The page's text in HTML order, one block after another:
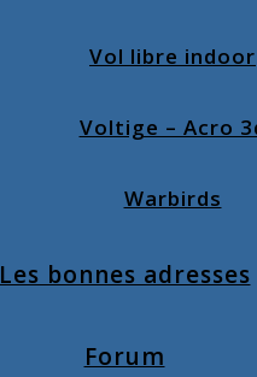
Vol libre indoor
Voltige – Acro
Warbirds
Les bonnes adresses
Forum